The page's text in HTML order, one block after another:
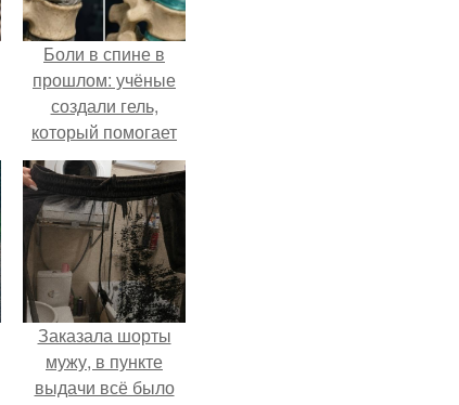
Боли в спине в
прошлом: учёные
создали гель,
который помогает
восстанавливать
межпозвоночные
диски.
Заказала шорты
мужу, в пункте
выдачи всё было